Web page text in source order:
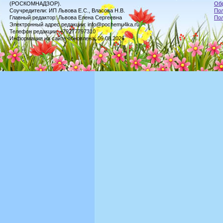
(РОСКОМНАДЗОР).
Соучредители: ИП Львова Е.С., Власова Н.В.
Главный редактор: Львова Елена Сергеевна
Электронный адрес редакции: info@pochemu4ka.ru
Телефон редакции: +79277797310
Информация на сайте обновлена: 09.08.2026